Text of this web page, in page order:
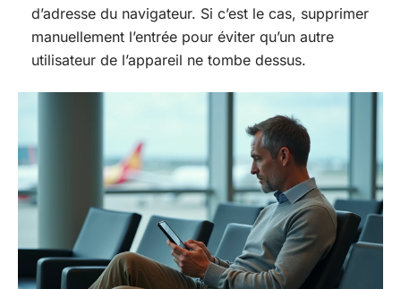
d’adresse du navigateur. Si c’est le cas, supprimer
manuellement l’entrée pour éviter qu’un autre
utilisateur de l’appareil ne tombe dessus.